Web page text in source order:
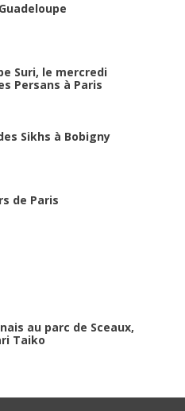
Suri, le mercredi
Persans à Paris
Sikhs à Bobigny
de Paris
au parc de Sceaux,
Taiko